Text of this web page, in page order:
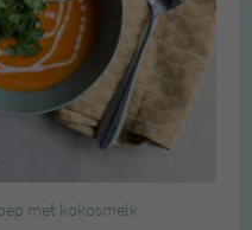
met kokosmelk